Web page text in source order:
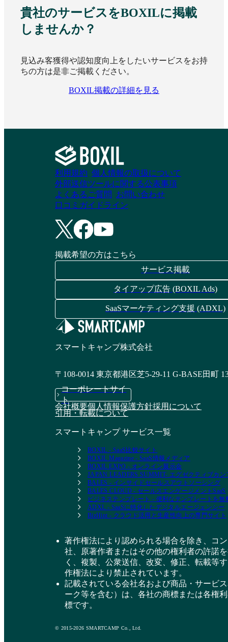
資料請求リストに追加
ー
資料請求リストに追加
資料請求リストに追加 資料請求リストに追加
貴社のサービスをBOXILに掲載
しませんか？
見込み客獲得や認知度向上をしたいサービスをお持
ちの方は是非ご掲載ください。
BOXIL掲載の詳細を見る
利用規約 個人情報の取扱について
外部送信ツールに関する公表事項
よくあるご質問
お問い合わせ
口コミガイドライン
掲載希望の方はこちら
サービス掲載
タイアップ広告 (BOXIL Ads)
SaaSマーケティング支援 (ADXL)
スマートキャンプ株式会社
〒108-0014 東京都港区芝5-29-11 G-BASE田町
コーポレートサイ
ト
会社概要個人情報保護方針採用について
引用・転載について
スマートキャンプ サービス一覧
BOXIL - SaaS比較サイト
BOXIL Magazine - SaaS情報メディア
BOXIL EXPO - オンライン展示会
JAPAN LEADERS SUMMIT- エグゼクティブカン
BALES - インサイドセールスアウトソーシング
BALES CLOUD - セールスエンゲージメントSaaS
ビジネステンプレート - 便利なテンプレートを無
ADXL - SaaSに特化したデジタルエージェンシー
BizHint - クラウド活用と生産性向上の専門サイト
著作権法により認められる場合を除き、コ
社、原著作者またはその他の権利者の許諾
く、複製、公衆送信、改変、修正、転載等
作権法により禁止されています。
記載されている会社名および商品・サービ
ーク等を含む）は、各社の商標または各権
標です。
© 2015-2026 SMARTCAMP Co., Ltd.